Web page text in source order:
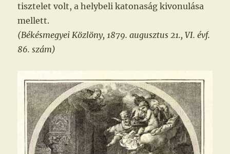
tisztelet volt, a helybeli katonaság kivonulása
mellett.
(Békésmegyei Közlöny, 1879. augusztus 21., VI. évf.
86. szám)